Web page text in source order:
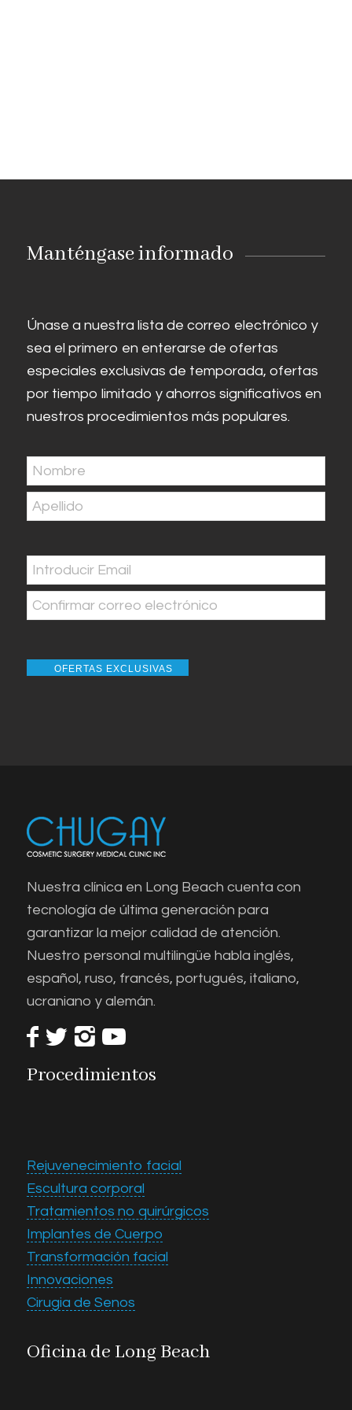
Manténgase informado
Únase a nuestra lista de correo electrónico y
sea el primero en enterarse de ofertas
especiales exclusivas de temporada, ofertas
por tiempo limitado y ahorros significativos en
nuestros procedimientos más populares.
Nombre(Obligatorio)
En
primer
Correo
electrónico(Obligatorio)
Introducir
Email
correo
electrónico
OFERTAS EXCLUSIVAS
Nuestra clínica en Long Beach cuenta con
tecnología de última generación para
garantizar la mejor calidad de atención.
Nuestro personal multilingüe habla inglés,
español, ruso, francés, portugués, italiano,
ucraniano y alemán.
Procedimientos
Rejuvenecimiento facial
Escultura corporal
Tratamientos no quirúrgicos
Implantes de Cuerpo
Transformación facial
Innovaciones
Cirugia de Senos
Oficina de Long Beach